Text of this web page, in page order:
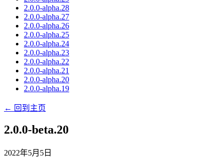
2.0.0-alpha.28
2.0.0-alpha.27
2.0.0-alpha.26
2.0.0-alpha.25
2.0.0-alpha.24
2.0.0-alpha.23
2.0.0-alpha.22
2.0.0-alpha.21
2.0.0-alpha.20
2.0.0-alpha.19
← 回到主页
2.0.0-beta.20
2022年5月5日